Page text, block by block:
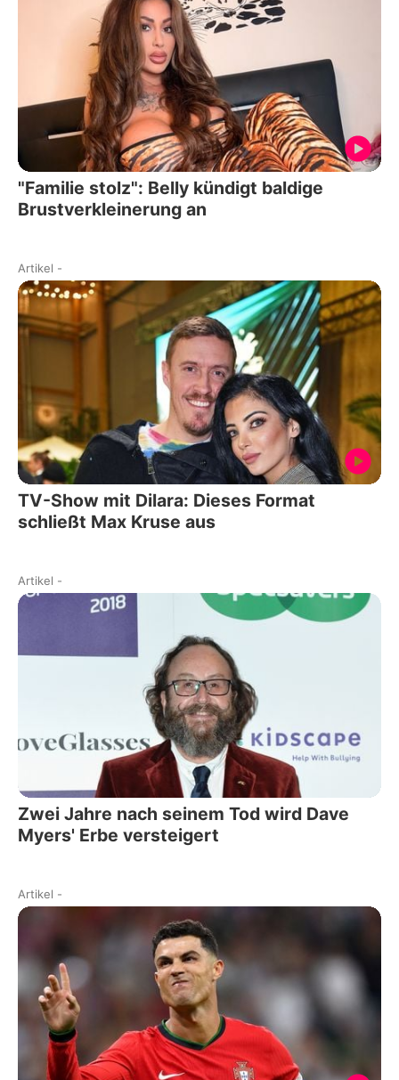
"Familie stolz": Belly kündigt baldige
Brustverkleinerung an
Artikel -
TV-Show mit Dilara: Dieses Format
schließt Max Kruse aus
Artikel -
Zwei Jahre nach seinem Tod wird Dave
Myers' Erbe versteigert
Artikel -